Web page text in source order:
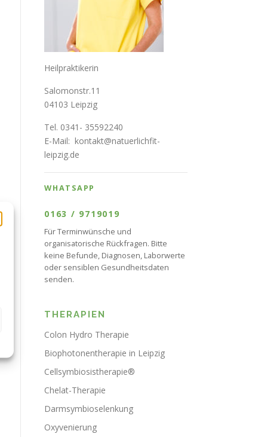
Heilpraktikerin
Salomonstr.11
04103 Leipzig
Tel. 0341- 35592240
E-Mail: kontakt@natuerlichfit-
leipzig.de
WHATSAPP
0163 / 9719019
Für Terminwünsche und
organisatorische Rückfragen. Bitte
keine Befunde, Diagnosen, Laborwerte
oder sensiblen Gesundheitsdaten
senden.
THERAPIEN
Colon Hydro Therapie
Biophotonentherapie in Leipzig
Cellsymbiosistherapie®
Chelat-Therapie
Darmsymbioselenkung
Oxyvenierung